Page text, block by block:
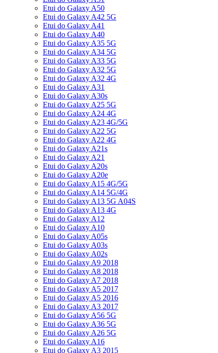
Etui do Galaxy A50
Etui do Galaxy A42 5G
Etui do Galaxy A41
Etui do Galaxy A40
Etui do Galaxy A35 5G
Etui do Galaxy A34 5G
Etui do Galaxy A33 5G
Etui do Galaxy A32 5G
Etui do Galaxy A32 4G
Etui do Galaxy A31
Etui do Galaxy A30s
Etui do Galaxy A25 5G
Etui do Galaxy A24 4G
Etui do Galaxy A23 4G/5G
Etui do Galaxy A22 5G
Etui do Galaxy A22 4G
Etui do Galaxy A21s
Etui do Galaxy A21
Etui do Galaxy A20s
Etui do Galaxy A20e
Etui do Galaxy A15 4G/5G
Etui do Galaxy A14 5G/4G
Etui do Galaxy A13 5G A04S
Etui do Galaxy A13 4G
Etui do Galaxy A12
Etui do Galaxy A10
Etui do Galaxy A05s
Etui do Galaxy A03s
Etui do Galaxy A02s
Etui do Galaxy A9 2018
Etui do Galaxy A8 2018
Etui do Galaxy A7 2018
Etui do Galaxy A5 2017
Etui do Galaxy A5 2016
Etui do Galaxy A3 2017
Etui do Galaxy A56 5G
Etui do Galaxy A36 5G
Etui do Galaxy A26 5G
Etui do Galaxy A16
Etui do Galaxy A3 2015